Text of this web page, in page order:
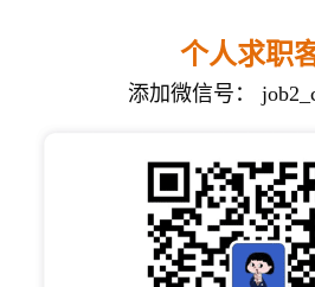
个人求职
添加微信号：